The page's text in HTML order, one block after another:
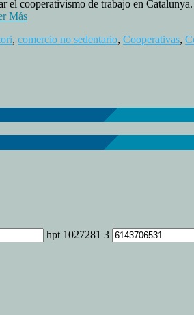
cooperativismo de trabajo en
Más
, comercio no sedentario, Cooperativas,
hpt 1027281 3